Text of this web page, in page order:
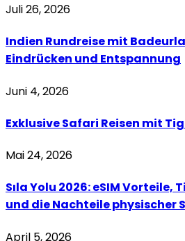
Juli 26, 2026
Indien Rundreise mit
Eindrücken und Entspannung
Juni 4, 2026
Exklusive Safari Reisen mit
Mai 24, 2026
Sıla Yolu 2026: eSIM Vorteile,
und die Nachteile physischer
April 5, 2026